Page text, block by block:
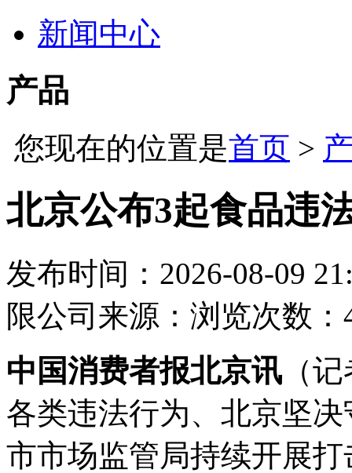
新闻中心
产品
您现在的位置是首页 >
北京公布3起食品违
发布时间：2026-08-09
限公司 来源： 浏览次数：
中国消费者报北京讯 （
各类违法行为、北京坚
市市场监管局持续开展